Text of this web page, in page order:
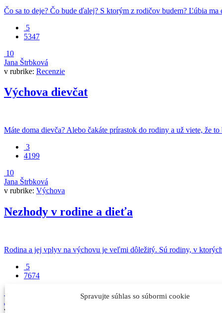
Spravujte súhlas so súbormi cookie
Čo sa to deje? Čo bude ďalej? S ktorým z rodičov budem? Ľúbia ma
5
5347
10
Jana Štrbková
v rubrike: Recenzie
Výchova dievčat
Máte doma dievča? Alebo čakáte prírastok do rodiny a už viete, že to
3
4199
10
Jana Štrbková
v rubrike: Výchova
Nezhody v rodine a dieťa
Rodina a jej vplyv na výchovu je veľmi dôležitý. Sú rodiny, v
5
7674
Jana Štrbková
v rubrike: